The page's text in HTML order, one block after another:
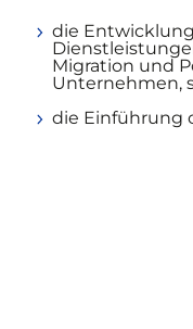
die
Migration und
Unternehmen,
die Einführung